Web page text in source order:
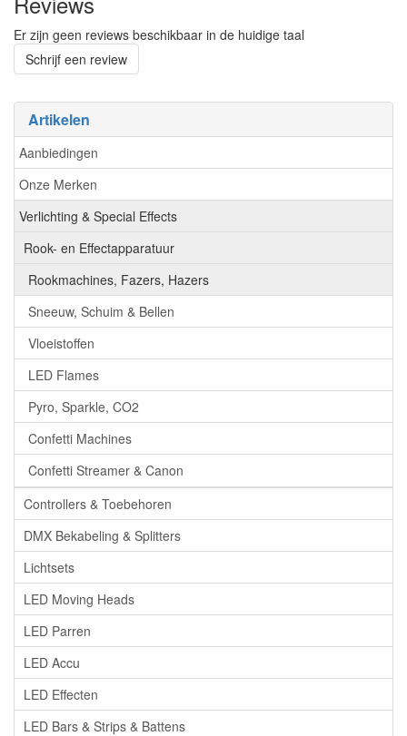
Artikelen
Aanbiedingen
Onze Merken
Verlichting & Special Effects
Rook- en Effectapparatuur
Rookmachines, Fazers, Hazers
Sneeuw, Schuim & Bellen
Vloeistoffen
LED Flames
Pyro, Sparkle, CO2
Confetti Machines
Confetti Streamer & Canon
Controllers & Toebehoren
DMX Bekabeling & Splitters
Lichtsets
LED Moving Heads
LED Parren
LED Accu
LED Effecten
LED Bars & Strips & Battens
Er zijn geen reviews beschikbaar in de huidige taal
Schrijf een review